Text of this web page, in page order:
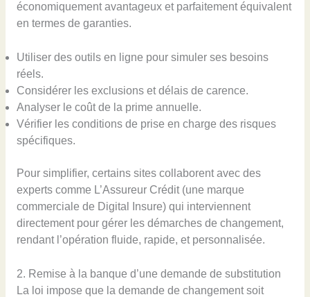
économiquement avantageux et parfaitement équivalent
en termes de garanties.
Utiliser des outils en ligne pour simuler ses besoins
réels.
Considérer les exclusions et délais de carence.
Analyser le coût de la prime annuelle.
Vérifier les conditions de prise en charge des risques
spécifiques.
Pour simplifier, certains sites collaborent avec des
experts comme L’Assureur Crédit (une marque
commerciale de Digital Insure) qui interviennent
directement pour gérer les démarches de changement,
rendant l’opération fluide, rapide, et personnalisée.
2. Remise à la banque d’une demande de substitution
La loi impose que la demande de changement soit